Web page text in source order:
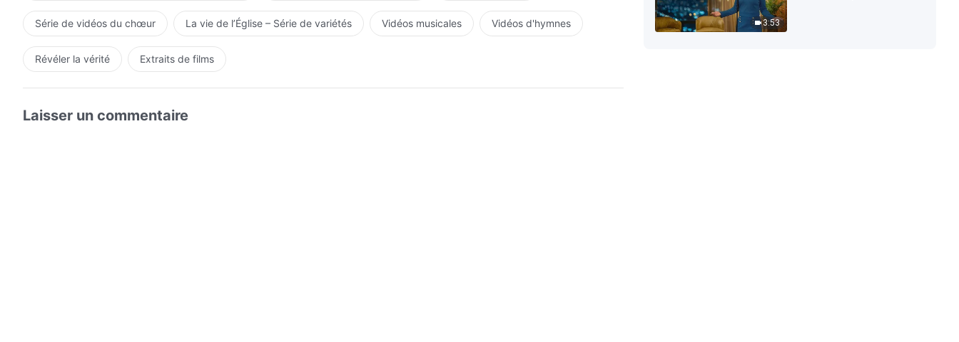
Série de vidéos du chœur La vie de l’Église – Série de variétés Vidéos musicales Vidéos d'hymnes
Révéler la vérité Extraits de films
Laisser un commentaire
3:53